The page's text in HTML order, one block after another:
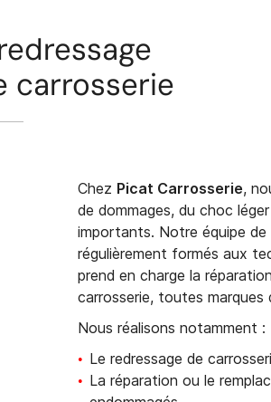
carrosserie
Chez Picat Carrosserie,
de dommages, du choc
importants. Notre équipe
régulièrement formés aux
prend en charge la
carrosserie, toutes
Nous réalisons notamment :
Le redressage de
La réparation ou le